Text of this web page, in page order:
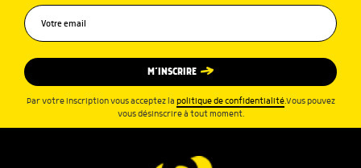
M’INSCRIRE
Par votre inscription vous acceptez la politique de confidentialité.Vous pouvez
vous désinscrire à tout moment.